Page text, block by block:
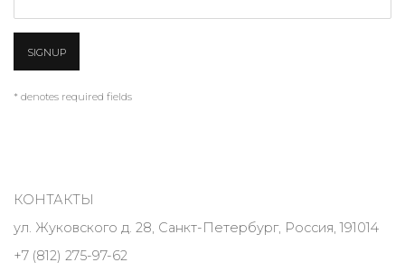
SIGNUP
* denotes required fields
КОНТАКТЫ
ул. Жуковского д. 28, Санкт-Петербург, Россия, 191014
+7 (812) 275-97-62